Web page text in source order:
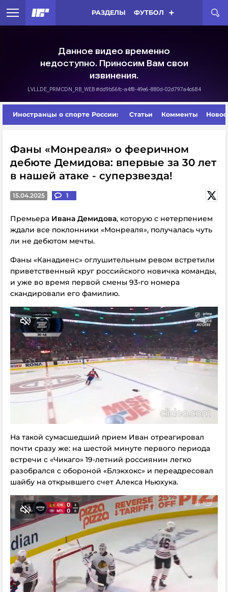
РАЗДЕЛЫ ФУТБОЛ
Иностранцы о спорте России: Статьи Комменты
Фаны «Монреаля» о фееричном
дебюте Демидова: впервые за 30 лет
в нашей атаке - суперзвезда!
15.04.2025 1
Премьера Ивана Демидова, которую с нетерпением
ждали все поклонники «Монреаля», получалась чуть
ли не дебютом мечты.
Фаны «Канадиенс» оглушительным ревом встретили
приветственный круг российского новичка команды,
и уже во время первой смены 93-го номера
скандировали его фамилию.
На такой сумасшедший прием Иван отреагировал
почти сразу же: на шестой минуте первого периода
встречи с «Чикаго» 19-летний россиянин легко
разобрался с обороной «Блэкхокс» и переадресовал
шайбу на открывшего счет Алекса Ньюхука.